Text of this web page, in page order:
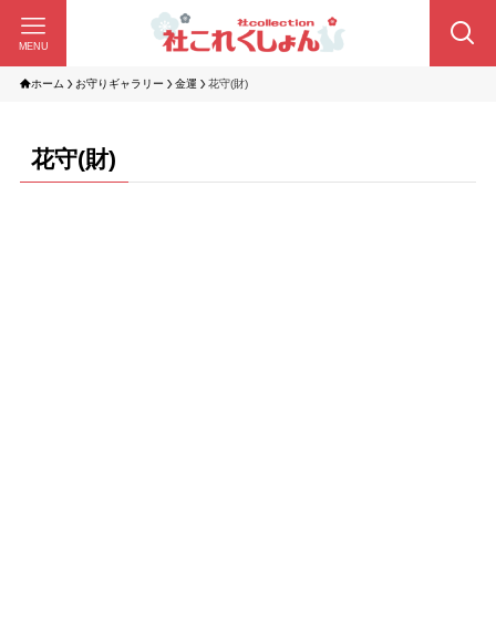
MENU
ホーム お守りギャラリー 金運 花守(財)
花守(財)